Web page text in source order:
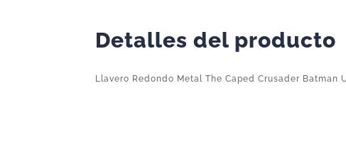
Detalles del producto
Llavero Redondo Metal The Caped Crusader Batman